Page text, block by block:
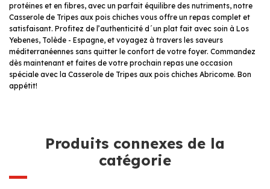
protéines et en fibres, avec un parfait équilibre des nutriments, notre
Casserole de Tripes aux pois chiches vous offre un repas complet et
satisfaisant. Profitez de l’authenticité d´un plat fait avec soin à Los
Yebenes, Tolède - Espagne, et voyagez à travers les saveurs
méditerranéennes sans quitter le confort de votre foyer. Commandez
dès maintenant et faites de votre prochain repas une occasion
spéciale avec la Casserole de Tripes aux pois chiches Abricome. Bon
appétit!
Produits connexes de la
catégorie